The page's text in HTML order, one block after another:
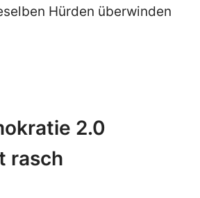
Hürden überwinden
2.0
rasch